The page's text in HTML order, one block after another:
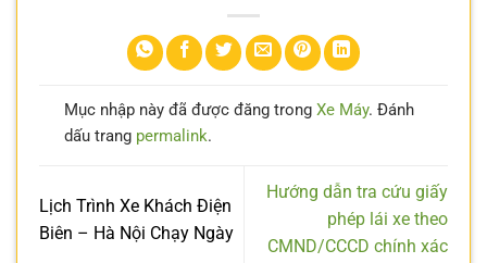
Mục nhập này đã được đăng trong Xe Máy. Đánh
dấu trang permalink.
Lịch Trình Xe Khách Điện
Biên – Hà Nội Chạy Ngày
Hướng dẫn tra cứu giấy
phép lái xe theo
CMND/CCCD chính xác